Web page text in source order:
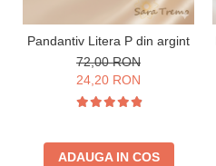
Pandantiv Litera P din argint
72,00 RON
24,20 RON
ADAUGA IN COS